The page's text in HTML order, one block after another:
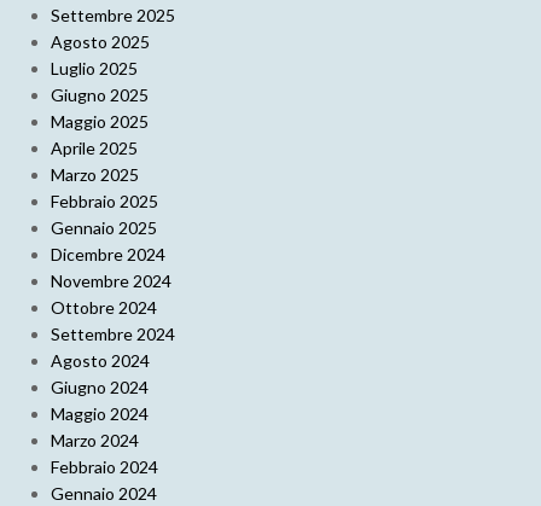
Settembre 2025
Agosto 2025
Luglio 2025
Giugno 2025
Maggio 2025
Aprile 2025
Marzo 2025
Febbraio 2025
Gennaio 2025
Dicembre 2024
Novembre 2024
Ottobre 2024
Settembre 2024
Agosto 2024
Giugno 2024
Maggio 2024
Marzo 2024
Febbraio 2024
Gennaio 2024